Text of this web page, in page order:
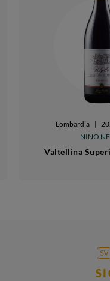
Lombardia |
NINO
Valtellina